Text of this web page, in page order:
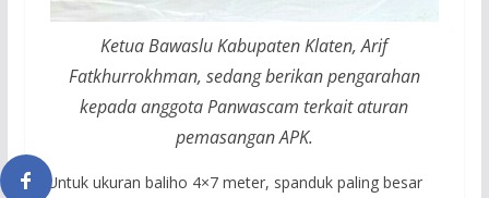
Ketua Bawaslu Kabupaten Klaten, Arif
Fatkhurrokhman, sedang berikan pengarahan
kepada anggota Panwascam terkait aturan
pemasangan APK.
Untuk ukuran baliho 4×7 meter, spanduk paling besar